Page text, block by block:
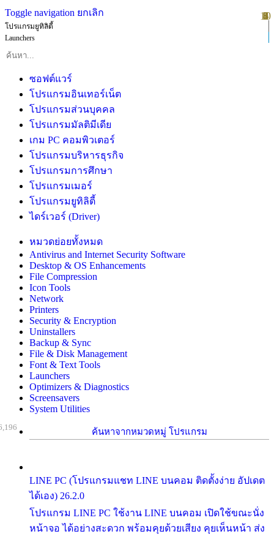
Toggle navigation ยกเลิก
โปรแกรมยูทิลิตี้
Launchers
ซอฟต์แวร์
โปรแกรมอินเทอร์เน็ต
โปรแกรมส่วนบุคคล
โปรแกรมมัลติมีเดีย
เกม PC คอมพิวเตอร์
โปรแกรมบริหารธุรกิจ
โปรแกรมการศึกษา
โปรแกรมเมอร์
โปรแกรมยูทิลิตี้
ไดร์เวอร์ (Driver)
หมวดย่อยทั้งหมด
Antivirus and Internet Security Software
Desktop & OS Enhancements
File Compression
Icon Tools
Network
Printers
Security & Encryption
Uninstallers
Backup & Sync
File & Disk Management
Font & Text Tools
Launchers
Optimizers & Diagnostics
Screensavers
System Utilities
ค้นหาจากหมวดหมู่ โปรแกรม
LINE PC (โปรแกรมแชท LINE บนคอม ติดตั้งง่าย อัปเดต
ได้เอง) 26.2.0
โปรแกรม LINE PC ใช้งาน LINE บนคอม เปิดใช้ขณะนั่ง
หน้าจอ ได้อย่างสะดวก พร้อมคุยด้วยเสียง คุยเห็นหน้า ส่ง
1
2
3
4
5
6
7
8
9
10